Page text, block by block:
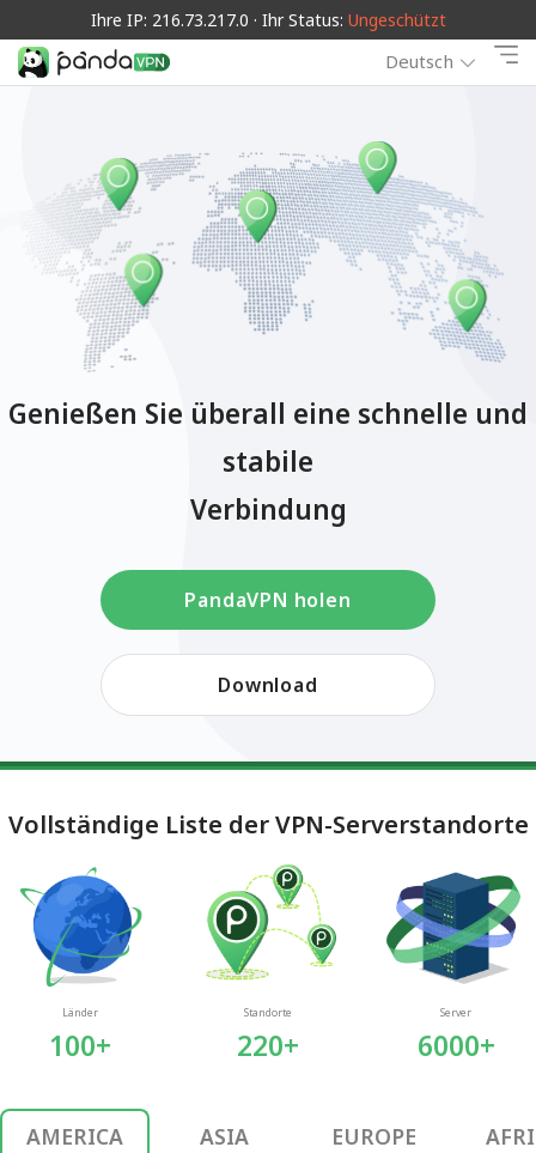
Ihre IP: 216.73.217.0 · Ihr Status: Ungeschützt
Deutsch
Genießen Sie überall eine schnelle und
stabile
Verbindung
PandaVPN holen
Download
Vollständige Liste der VPN-Serverstandorte
Länder
100+
Standorte
220+
Server
6000+
AMERICA ASIA EUROPE